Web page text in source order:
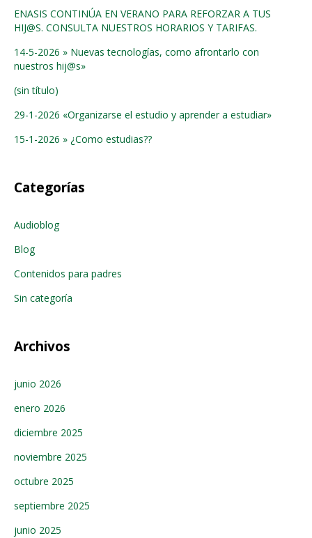
ENASIS CONTINÚA EN VERANO PARA REFORZAR A TUS
HIJ@S. CONSULTA NUESTROS HORARIOS Y TARIFAS.
14-5-2026 » Nuevas tecnologías, como afrontarlo con
nuestros hij@s»
(sin título)
29-1-2026 «Organizarse el estudio y aprender a estudiar»
15-1-2026 » ¿Como estudias??
Categorías
Audioblog
Blog
Contenidos para padres
Sin categoría
Archivos
junio 2026
enero 2026
diciembre 2025
noviembre 2025
octubre 2025
septiembre 2025
junio 2025